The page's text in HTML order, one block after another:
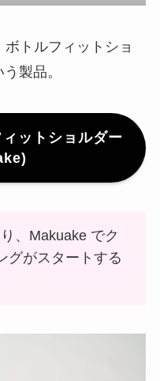
トルフィットショ
う製品。
ィットショルダー
、Makuake でク
グがスタートする